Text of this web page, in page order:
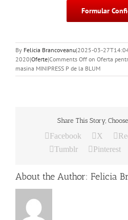
Formular
By Felicia Brancoveanu|2025-03-
2020|Oferte|Comments Off on Oferta
masina MINIPRESS P de la BLUM
Share This Story,
Facebook X
Tumblr
Pinterest
About the Author: Felicia